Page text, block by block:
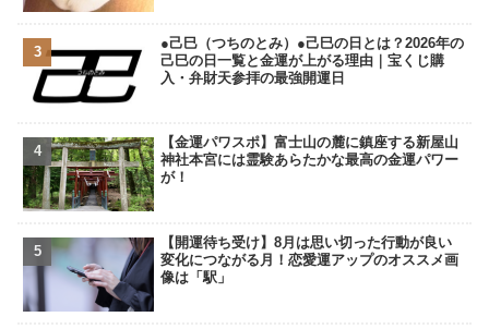
●己巳（つちのとみ）●己巳の日とは？2026年の
己巳の日一覧と金運が上がる理由｜宝くじ購
入・弁財天参拝の最強開運日
【金運パワスポ】富士山の麓に鎮座する新屋山
神社本宮には霊験あらたかな最高の金運パワー
が！
【開運待ち受け】8月は思い切った行動が良い
変化につながる月！恋愛運アップのオススメ画
像は「駅」